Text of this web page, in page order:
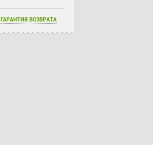
ГАРАНТИЯ ВОЗВРАТА